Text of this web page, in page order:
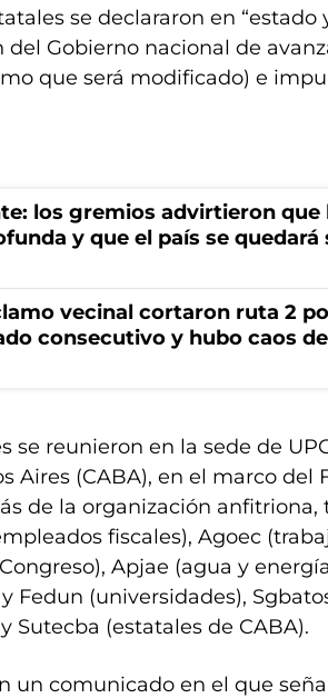
se declararon en “estado
del Gobierno nacional de
que será modificado) e
los gremios advirtieron que
y que el país se quedará
vecinal cortaron ruta 2
consecutivo y hubo caos de
se reunieron en la sede de
Aires (CABA), en el marco del
de la organización anfitriona,
fiscales), Agoec
Apjae (agua y
Fedun (universidades),
Sutecba (estatales de CABA).
un comunicado en el que